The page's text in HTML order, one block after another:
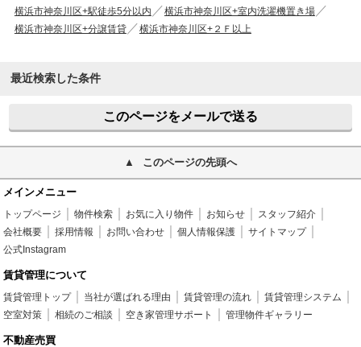
横浜市神奈川区+駅徒歩5分以内
横浜市神奈川区+室内洗濯機置き場
横浜市神奈川区+分譲賃貸
横浜市神奈川区+２Ｆ以上
最近検索した条件
このページをメールで送る
このページの先頭へ
メインメニュー
トップページ 物件検索 お気に入り物件 お知らせ
スタッフ紹介
会社概要
採用情報 お問い合わせ 個人情報保護
サイトマップ
公式Instagram
賃貸管理について
賃貸管理トップ 当社が選ばれる理由 賃貸管理の流れ
賃貸管理システム
空室対策
相続のご相談 空き家管理サポート 管理物件ギャラリー
不動産売買